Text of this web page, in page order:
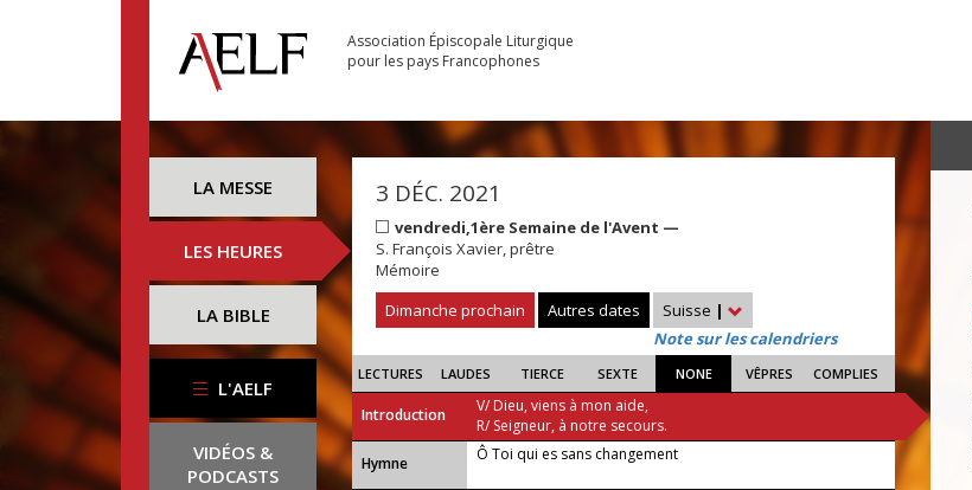
Association Épiscopale Liturgique
pour les pays Francophones
LA MESSE
LES HEURES
LA BIBLE
L'AELF
VIDÉOS &
PODCASTS
3 DÉC. 2021
vendredi,1ère Semaine de l'Avent —
S. François Xavier, prêtre
Mémoire
Dimanche prochain
Autres dates Suisse |
Note sur les calendriers
LECTURES LAUDES TIERCE SEXTE NONE VÊPRES COMPLIES
Introduction
V/ Dieu, viens à mon aide,
R/ Seigneur, à notre secours.
...
Hymne Ô Toi qui es sans changement